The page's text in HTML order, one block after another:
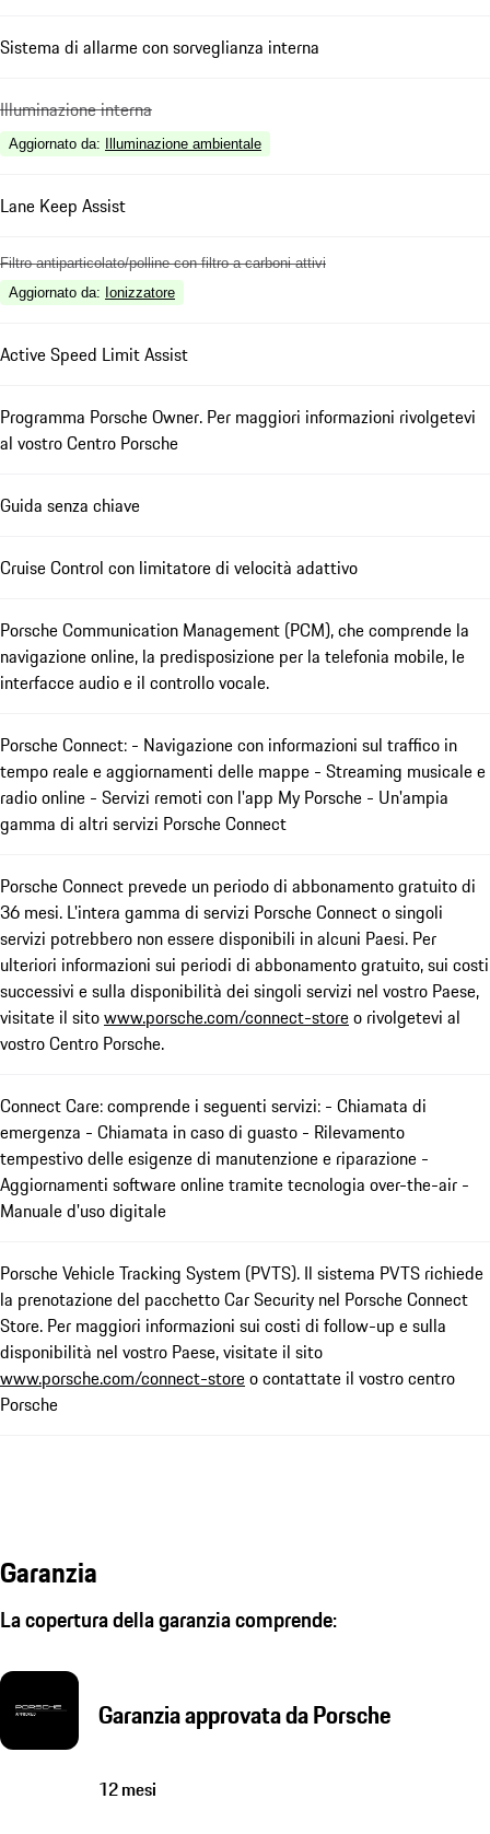
Sistema di allarme con sorveglianza interna
Illuminazione interna
Aggiornato da: Illuminazione ambientale
Lane Keep Assist
Filtro antiparticolato/polline con filtro a carboni attivi
Aggiornato da: Ionizzatore
Active Speed Limit Assist
Programma Porsche Owner. Per maggiori informazioni rivolgetevi
al vostro Centro Porsche
Guida senza chiave
Cruise Control con limitatore di velocità adattivo
Porsche Communication Management (PCM), che comprende la
navigazione online, la predisposizione per la telefonia mobile, le
interfacce audio e il controllo vocale.
Porsche Connect: - Navigazione con informazioni sul traffico in
tempo reale e aggiornamenti delle mappe - Streaming musicale e
radio online - Servizi remoti con l'app My Porsche - Un'ampia
gamma di altri servizi Porsche Connect
Porsche Connect prevede un periodo di abbonamento gratuito di
36 mesi. L'intera gamma di servizi Porsche Connect o singoli
servizi potrebbero non essere disponibili in alcuni Paesi. Per
ulteriori informazioni sui periodi di abbonamento gratuito, sui costi
successivi e sulla disponibilità dei singoli servizi nel vostro Paese,
visitate il sitowww.porsche.com/connect-storeo rivolgetevi al
vostro Centro Porsche.
Connect Care: comprende i seguenti servizi: - Chiamata di
emergenza - Chiamata in caso di guasto - Rilevamento
tempestivo delle esigenze di manutenzione e riparazione -
Aggiornamenti software online tramite tecnologia over-the-air -
Manuale d'uso digitale
Porsche Vehicle Tracking System (PVTS). Il sistema PVTS richiede
la prenotazione del pacchetto Car Security nel Porsche Connect
Store. Per maggiori informazioni sui costi di follow-up e sulla
disponibilità nel vostro Paese, visitate il sito
www.porsche.com/connect-storeo contattate il vostro centro
Porsche
Garanzia
La copertura della garanzia comprende:
Garanzia approvata da Porsche
12 mesi